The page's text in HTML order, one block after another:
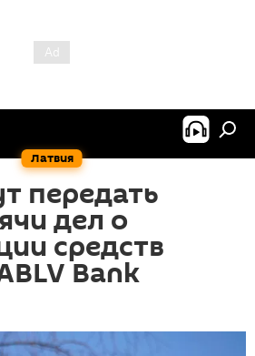
Латвия
передать
дел о
средств
Bank